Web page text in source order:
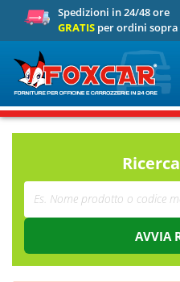
Spedizioni in 24/48 ore
GRATIS per ordini sopra
AVVIA